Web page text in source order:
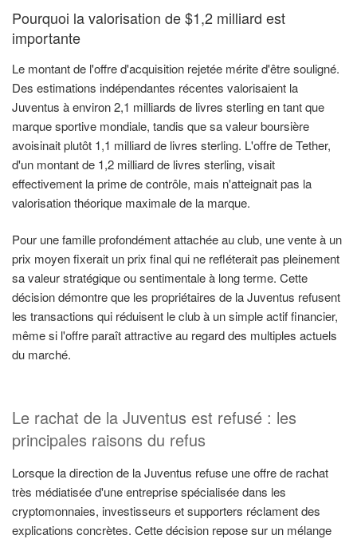
Pourquoi la valorisation de $1,2 milliard est
importante
Le montant de l'offre d'acquisition rejetée mérite d'être souligné.
Des estimations indépendantes récentes valorisaient la
Juventus à environ 2,1 milliards de livres sterling en tant que
marque sportive mondiale, tandis que sa valeur boursière
avoisinait plutôt 1,1 milliard de livres sterling. L'offre de Tether,
d'un montant de 1,2 milliard de livres sterling, visait
effectivement la prime de contrôle, mais n'atteignait pas la
valorisation théorique maximale de la marque.
Pour une famille profondément attachée au club, une vente à un
prix moyen fixerait un prix final qui ne refléterait pas pleinement
sa valeur stratégique ou sentimentale à long terme. Cette
décision démontre que les propriétaires de la Juventus refusent
les transactions qui réduisent le club à un simple actif financier,
même si l'offre paraît attractive au regard des multiples actuels
du marché.
Le rachat de la Juventus est refusé : les
principales raisons du refus
Lorsque la direction de la Juventus refuse une offre de rachat
très médiatisée d'une entreprise spécialisée dans les
cryptomonnaies, investisseurs et supporters réclament des
explications concrètes. Cette décision repose sur un mélange